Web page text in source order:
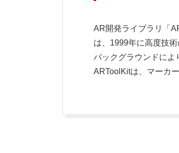
AR開発ライブラリ「
は、1999年に高度技
バックグラウンドによ
ARToolKitは、マーカ